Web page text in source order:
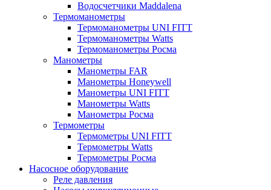
Водосчетчики Maddalena
Термоманометры
Термоманометры UNI FITT
Термоманометры Watts
Термоманометры Росма
Манометры
Манометры FAR
Манометры Honeywell
Манометры UNI FITT
Манометры Watts
Манометры Росма
Термометры
Термометры UNI FITT
Термометры Watts
Термометры Росма
Насосное оборудование
Реле давления